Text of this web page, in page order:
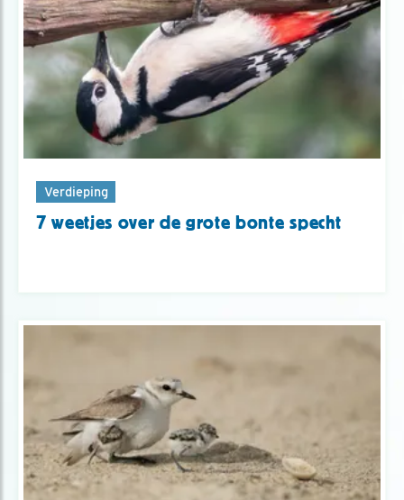
Verdieping
7 weetjes over de grote bonte specht